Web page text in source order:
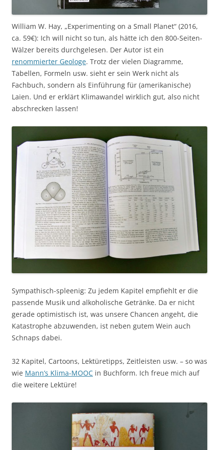
William W. Hay, „Experimenting on a Small Planet“ (2016,
ca. 59€): Ich will nicht so tun, als hätte ich den 800-Seiten-
Wälzer bereits durchgelesen. Der Autor ist ein
renommierter Geologe. Trotz der vielen Diagramme,
Tabellen, Formeln usw. sieht er sein Werk nicht als
Fachbuch, sondern als Einführung für (amerikanische)
Laien. Und er erklärt Klimawandel wirklich gut, also nicht
abschrecken lassen!
Sympathisch-spleenig: Zu jedem Kapitel empfiehlt er die
passende Musik und alkoholische Getränke. Da er nicht
gerade optimistisch ist, was unsere Chancen angeht, die
Katastrophe abzuwenden, ist neben gutem Wein auch
Schnaps dabei.
32 Kapitel, Cartoons, Lektüretipps, Zeitleisten usw. – so was
wie Mann’s Klima-MOOC in Buchform. Ich freue mich auf
die weitere Lektüre!